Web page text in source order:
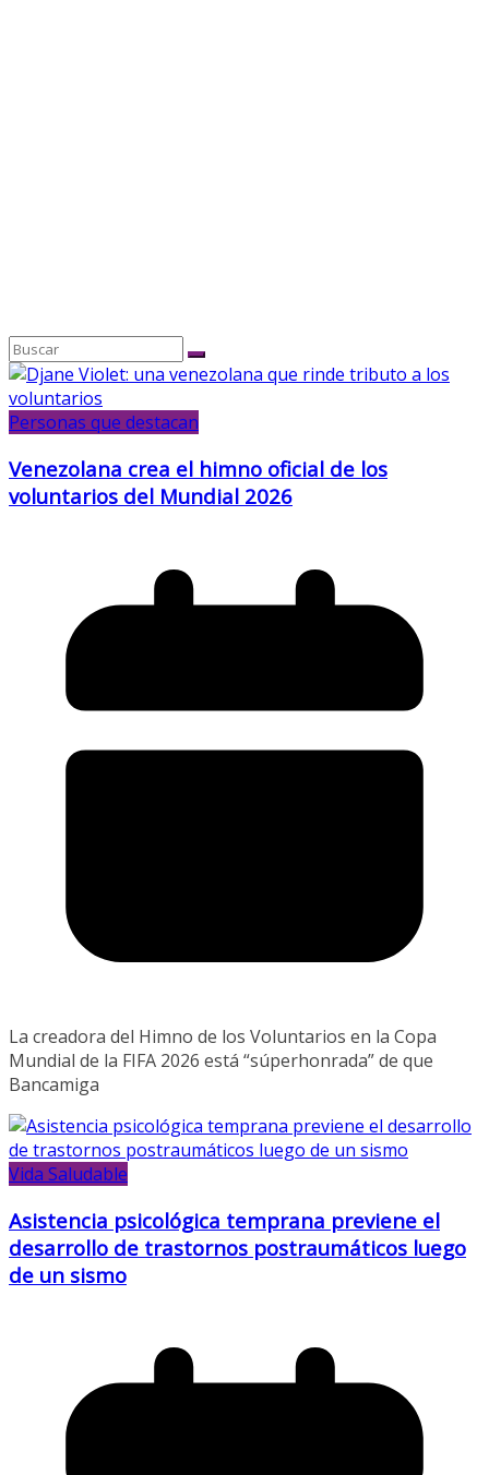
Personas que destacan
Venezolana crea el himno oficial de los
voluntarios del Mundial 2026
La creadora del Himno de los Voluntarios en la Copa
Mundial de la FIFA 2026 está “súperhonrada” de que
Bancamiga
Vida Saludable
Asistencia psicológica temprana previene el
desarrollo de trastornos postraumáticos luego
de un sismo